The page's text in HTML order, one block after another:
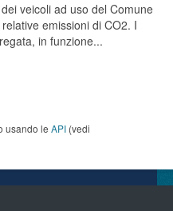
veicoli ad uso del Comune
emissioni di CO2. I
in funzione...
usando le API (vedi